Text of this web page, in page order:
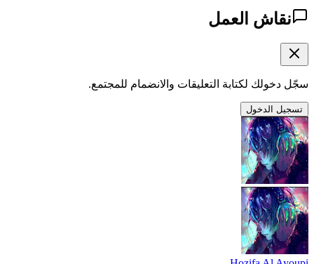
نقاش العمل
سجّل دخولك لكتابة التعليقات والانضمام للمجتمع.
تسجيل الدخول